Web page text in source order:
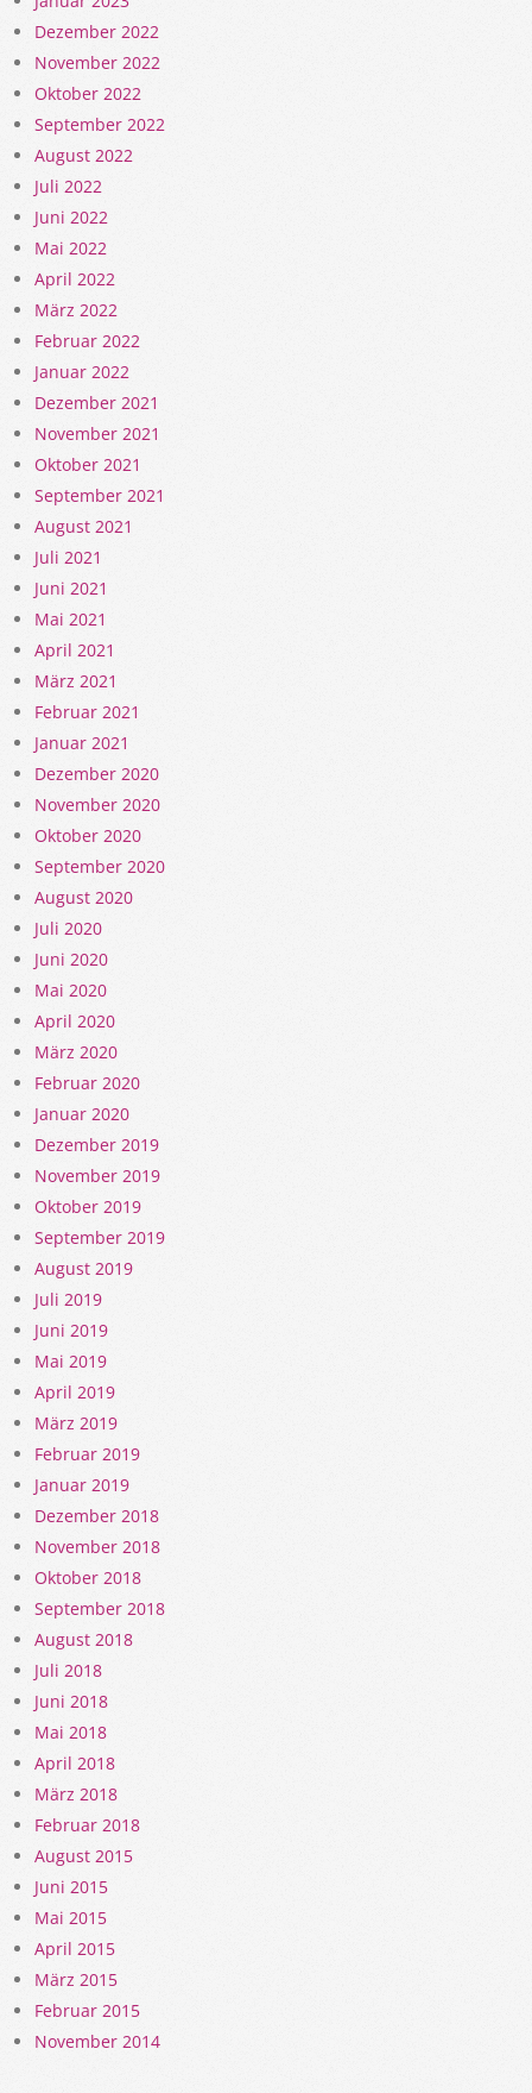
Dezember 2022
November 2022
Oktober 2022
September 2022
August 2022
Juli 2022
Juni 2022
Mai 2022
April 2022
März 2022
Februar 2022
Januar 2022
Dezember 2021
November 2021
Oktober 2021
September 2021
August 2021
Juli 2021
Juni 2021
Mai 2021
April 2021
März 2021
Februar 2021
Januar 2021
Dezember 2020
November 2020
Oktober 2020
September 2020
August 2020
Juli 2020
Juni 2020
Mai 2020
April 2020
März 2020
Februar 2020
Januar 2020
Dezember 2019
November 2019
Oktober 2019
September 2019
August 2019
Juli 2019
Juni 2019
Mai 2019
April 2019
März 2019
Februar 2019
Januar 2019
Dezember 2018
November 2018
Oktober 2018
September 2018
August 2018
Juli 2018
Juni 2018
Mai 2018
April 2018
März 2018
Februar 2018
August 2015
Juni 2015
Mai 2015
April 2015
März 2015
Februar 2015
November 2014